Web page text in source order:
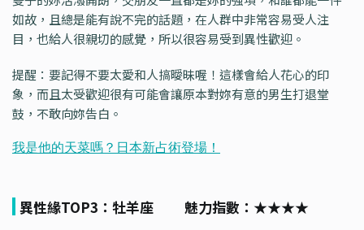
如故，且總是能有說不完的話題，在人群中非常容易受人注
目，也給人很親切的感覺，所以很容易受到異性歡迎。
提醒：要記得不要太愛和人搞曖昧喔！這樣會給人花心的印
象，而且太受歡迎很有可能會讓原本對妳有意的男生打退堂
鼓，不敢向妳告白。
異性緣TOP3：牡羊座 魅力指數：★★★★